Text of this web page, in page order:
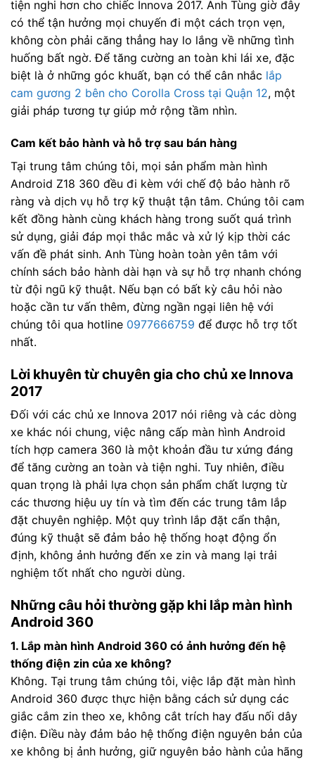
tiện nghi hơn cho chiếc Innova 2017. Anh Tùng giờ đây
có thể tận hưởng mọi chuyến đi một cách trọn vẹn,
không còn phải căng thẳng hay lo lắng về những tình
huống bất ngờ. Để tăng cường an toàn khi lái xe, đặc
biệt là ở những góc khuất, bạn có thể cân nhắc lắp
cam gương 2 bên cho Corolla Cross tại Quận 12, một
giải pháp tương tự giúp mở rộng tầm nhìn.
Cam kết bảo hành và hỗ trợ sau bán hàng
Tại trung tâm chúng tôi, mọi sản phẩm màn hình
Android Z18 360 đều đi kèm với chế độ bảo hành rõ
ràng và dịch vụ hỗ trợ kỹ thuật tận tâm. Chúng tôi cam
kết đồng hành cùng khách hàng trong suốt quá trình
sử dụng, giải đáp mọi thắc mắc và xử lý kịp thời các
vấn đề phát sinh. Anh Tùng hoàn toàn yên tâm với
chính sách bảo hành dài hạn và sự hỗ trợ nhanh chóng
từ đội ngũ kỹ thuật. Nếu bạn có bất kỳ câu hỏi nào
hoặc cần tư vấn thêm, đừng ngần ngại liên hệ với
chúng tôi qua hotline 0977666759 để được hỗ trợ tốt
nhất.
Lời khuyên từ chuyên gia cho chủ xe Innova
2017
Đối với các chủ xe Innova 2017 nói riêng và các dòng
xe khác nói chung, việc nâng cấp màn hình Android
tích hợp camera 360 là một khoản đầu tư xứng đáng
để tăng cường an toàn và tiện nghi. Tuy nhiên, điều
quan trọng là phải lựa chọn sản phẩm chất lượng từ
các thương hiệu uy tín và tìm đến các trung tâm lắp
đặt chuyên nghiệp. Một quy trình lắp đặt cẩn thận,
đúng kỹ thuật sẽ đảm bảo hệ thống hoạt động ổn
định, không ảnh hưởng đến xe zin và mang lại trải
nghiệm tốt nhất cho người dùng.
Những câu hỏi thường gặp khi lắp màn hình
Android 360
1. Lắp màn hình Android 360 có ảnh hưởng đến hệ
thống điện zin của xe không?
Không. Tại trung tâm chúng tôi, việc lắp đặt màn hình
Android 360 được thực hiện bằng cách sử dụng các
giắc cắm zin theo xe, không cắt trích hay đấu nối dây
điện. Điều này đảm bảo hệ thống điện nguyên bản của
xe không bị ảnh hưởng, giữ nguyên bảo hành của hãng